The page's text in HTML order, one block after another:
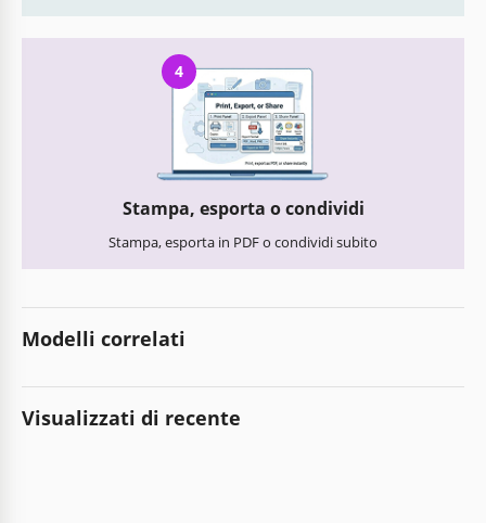
4
Stampa, esporta o condividi
Stampa, esporta in PDF o condividi subito
Modelli correlati
Visualizzati di recente